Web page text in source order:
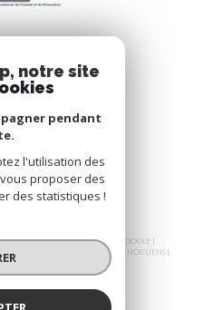
| TRADUCTION POWERED BY GOOGLE |
MENTIONS LÉGALES ADMIN
NOS LIENS
RGPD
notre site
pendant
l'utilisation des
proposer des
des statistiques !